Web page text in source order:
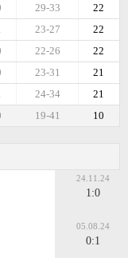
22
29-33
22
23-27
22
22-26
21
23-31
21
24-34
10
19-41
24.11.24
1:0
05.08.24
0:1